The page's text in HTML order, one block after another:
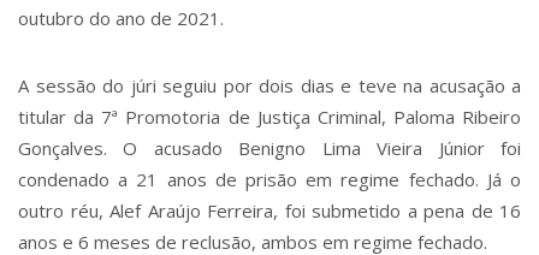
outubro do ano de 2021.
A sessão do júri seguiu por dois dias e teve na acusação a
titular da 7ª Promotoria de Justiça Criminal, Paloma Ribeiro
Gonçalves. O acusado Benigno Lima Vieira Júnior foi
condenado a 21 anos de prisão em regime fechado. Já o
outro réu, Alef Araújo Ferreira, foi submetido a pena de 16
anos e 6 meses de reclusão, ambos em regime fechado.